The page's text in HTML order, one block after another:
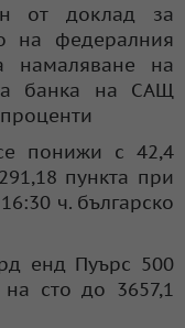
от доклад за
на федералния
намаляване на
банка на САЩ
понижи с 42,4
пункта при
ч. българско
енд Пуърс 500
сто до 3657,1